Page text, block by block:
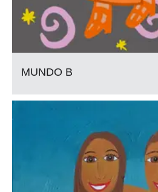
MUNDO B